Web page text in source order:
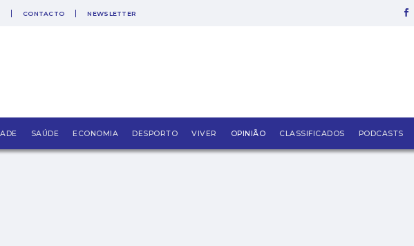
CONTACTO NEWSLETTER
SAÚDE ECONOMIA DESPORTO VIVER OPINIÃO CLASSIFICADOS PODCASTS
terreno queimado em refúgio para cerca de 150 animais
Rodrigues, fundador da Construtora do Lena
Ana Santos é directora financeira de empresa de tecnologia
declarada insolvente pelo Tribunal de Alcobaça
com tecnologia em segunda mão e 5 anos de garantia